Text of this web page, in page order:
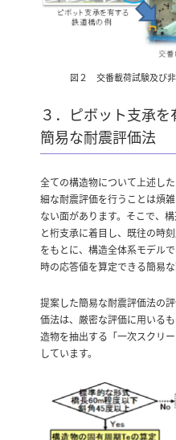
図２ 交番載荷試験及び
３．ピボット支承
簡易な耐震評価法
全ての構造物について上述し
細な耐震評価を行うことは煩
ない面があります。そこで、
と桁支承に着目し、既往の時
をもとに、構造全体系モデル
時の応答値を算定できる簡易
提案した簡易な耐震評価法の
価法は、厳密な評価に用いる
造物を抽出する「一次スクリ
しています。